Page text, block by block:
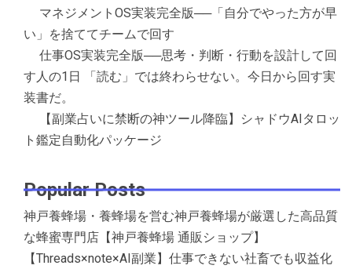
マネジメントOS実装完全版──「自分でやった方が早
い」を捨ててチームで回す
仕事OS実装完全版──思考・判断・行動を設計して回
す人の1日 「読む」では終わらせない。今日から回す実
装書だ。
【副業占いに禁断の神ツール降臨】シャドウAIタロッ
ト鑑定自動化パッケージ
Popular Posts
神戸養蜂場・養蜂場を営む神戸養蜂場が厳選した高品質
な蜂蜜専門店【神戸養蜂場 通販ショップ】
【Threads×note×AI副業】仕事できない社畜でも収益化